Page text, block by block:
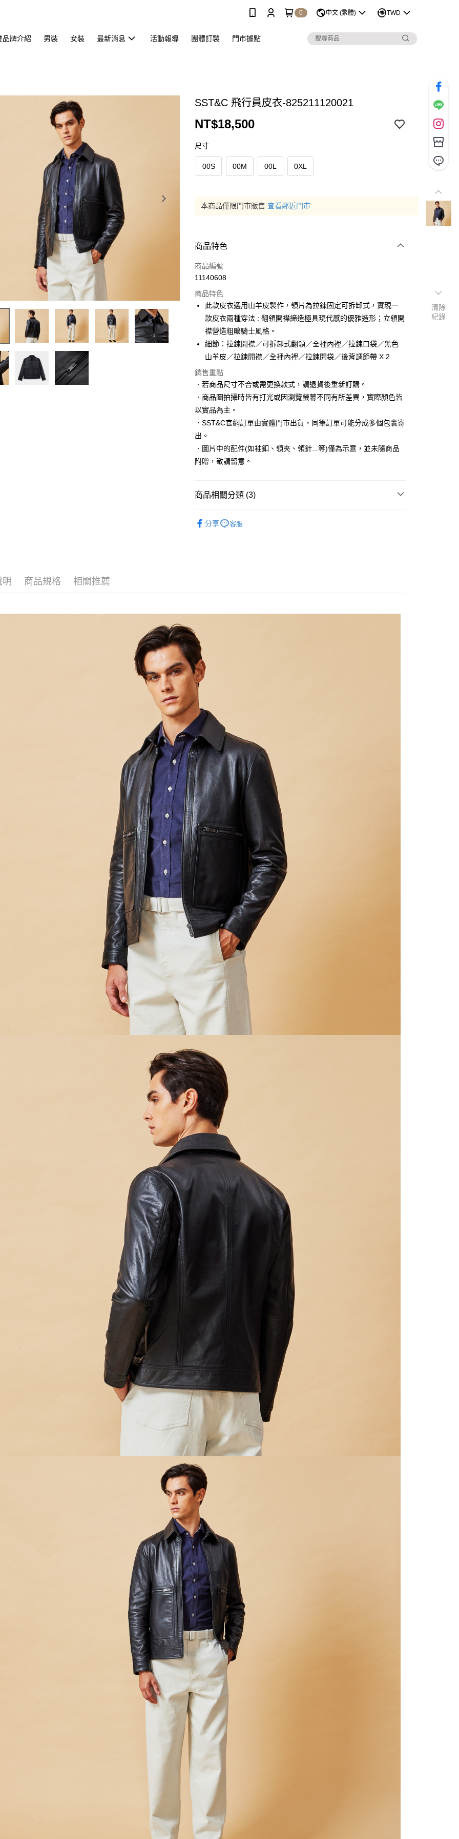
0 中文 (繁體) TWD
品牌介紹 男裝 女裝 最新消息 活動報導 團體訂製 門市據點
SST&C 飛行員皮衣-825211120021
NT$18,500
尺寸
00S 00M 00L 0XL
本商品僅限門市販售 查看鄰近門市
商品特色
商品編號
11140608
商品特色
此款皮衣選用山羊皮製作，領片為拉鍊固定可拆卸式，實現一
款皮衣兩種穿法 : 翻領開襟締造極具現代感的優雅造形；立領開
襟營造粗曠騎士風格。
細節：拉鍊開襟／可拆卸式翻領／全裡內裡／拉鍊口袋／黑色
山羊皮／拉鍊開襟／全裡內裡／拉鍊開袋／後背調節帶 X 2
銷售重點
．若商品尺寸不合或需更換款式，請退貨後重新訂購。
．商品圖拍攝時皆有打光或因瀏覽螢幕不同有所差異，實際顏色皆
以實品為主。
．SST&C官網訂單由實體門市出貨，同筆訂單可能分成多個包裹寄
出。
．圖片中的配件(如袖釦、領夾、領針...等)僅為示意，並未隨商品
附贈，敬請留意。
商品相關分類 (3)
分享 客服
明 商品規格 相關推薦
清除
紀錄